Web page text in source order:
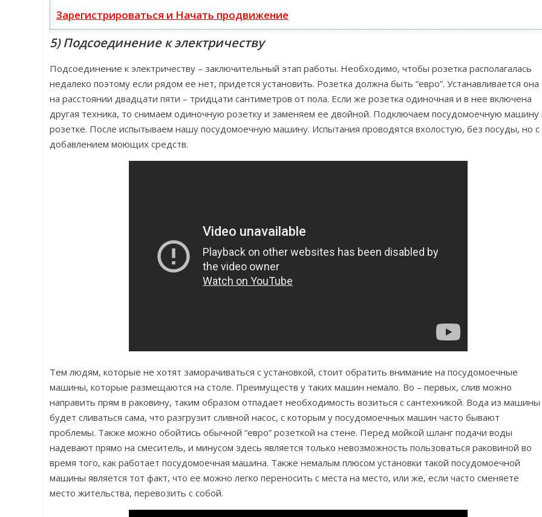
Зарегистрироваться и Начать продвижение
5) Подсоединение к электричеству
Подсоединение к электричеству – заключительный этап работы. Необходимо, чтобы розетка располагалась
недалеко поэтому если рядом ее нет, придется установить. Розетка должна быть “евро”. Устанавливается она
на расстоянии двадцати пяти – тридцати сантиметров от пола. Если же розетка одиночная и в нее включена
другая техника, то снимаем одиночную розетку и заменяем ее двойной. Подключаем посудомоечную машину
розетке. После испытываем нашу посудомоечную машину. Испытания проводятся вхолостую, без посуды, но с
добавлением моющих средств.
Тем людям, которые не хотят заморачиваться с установкой, стоит обратить внимание на посудомоечные
машины, которые размещаются на столе. Преимуществ у таких машин немало. Во – первых, слив можно
направить прям в раковину, таким образом отпадает необходимость возиться с сантехникой. Вода из машины
будет сливаться сама, что разгрузит сливной насос, с которым у посудомоечных машин часто бывают
проблемы. Также можно обойтись обычной “евро” розеткой на стене. Перед мойкой шланг подачи воды
надевают прямо на смеситель, и минусом здесь является только невозможность пользоваться раковиной во
время того, как работает посудомоечная машина. Также немалым плюсом установки такой посудомоечной
машины является тот факт, что ее можно легко переносить с места на место, или же, если часто сменяете
место жительства, перевозить с собой.